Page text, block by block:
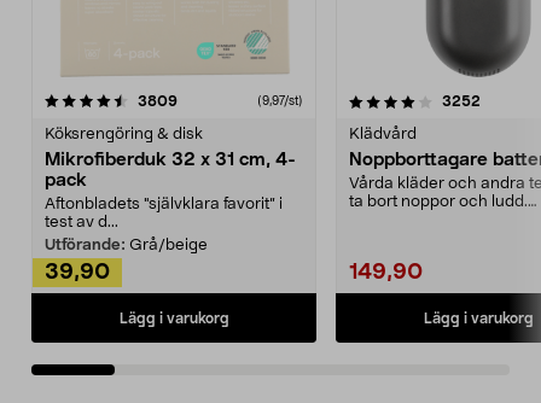
3809recensioner (9,97/st)
Köksrengöring & disk
Mikrofiberduk 32 x 31 cm, 4-
pack
Aftonbladets "självklara favorit” i
test av d...
Utförande: Grå/beige
39,90
Lägg i varukorg
4.0av 5 stjärnor 3252
Klädvård
Noppborttagare
Vårda kläder och andra
ta bort noppor och ludd.
149,90
Lägg i varukorg
4.5av 5 stjärnor